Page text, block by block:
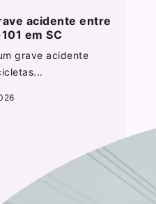
acidente entre
em SC
grave acidente